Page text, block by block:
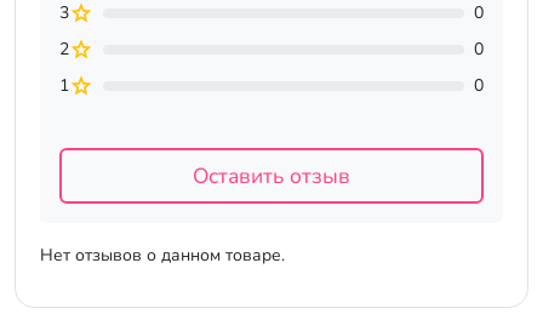
Нет отзывов о данном товаре.
3
0
2
0
1
0
Оставить отзыв